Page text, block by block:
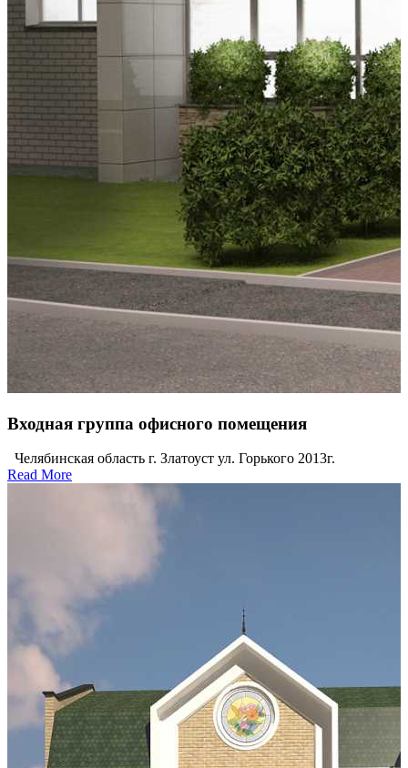
Входная группа офисного помещения
Челябинская область г. Златоуст ул. Горького 2013г.
Read More